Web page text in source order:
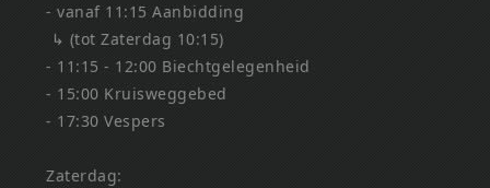
- vanaf 11:15 Aanbidding
↳ (tot Zaterdag 10:15)
- 11:15 - 12:00 Biechtgelegenheid
- 15:00 Kruisweggebed
- 17:30 Vespers
Zaterdag: